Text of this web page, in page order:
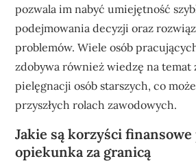
pozwala im nabyć umiejętność
podejmowania decyzji oraz
problemów. Wiele osób
zdobywa również wiedzę na temat
pielęgnacji osób starszych, co
przyszłych rolach zawodowych.
Jakie są korzyści
opiekunka za granicą